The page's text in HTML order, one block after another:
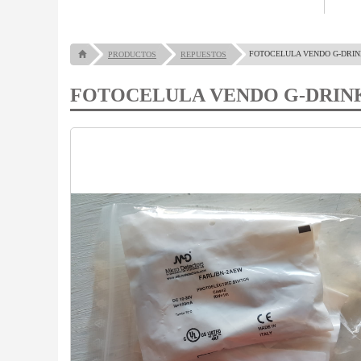
PRODUCTOS REPUESTOS FOTOCELULA VENDO G-
FOTOCELULA VENDO G-